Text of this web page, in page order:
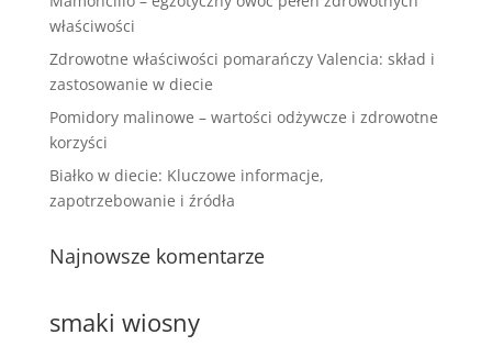
właściwości
Zdrowotne właściwości pomarańczy Valencia: skład i
zastosowanie w diecie
Pomidory malinowe – wartości odżywcze i zdrowotne
korzyści
Białko w diecie: Kluczowe informacje,
zapotrzebowanie i źródła
Najnowsze komentarze
smaki wiosny